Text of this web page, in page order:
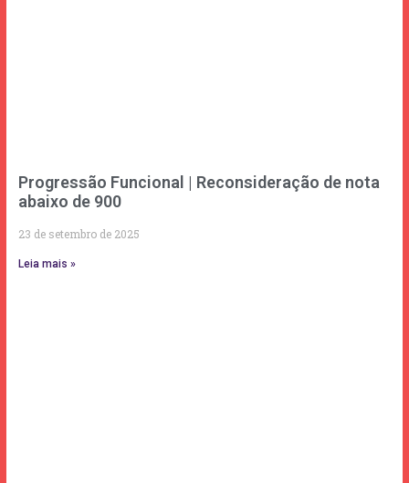
Progressão Funcional | Reconsideração de nota
abaixo de 900
23 de setembro de 2025
Leia mais »